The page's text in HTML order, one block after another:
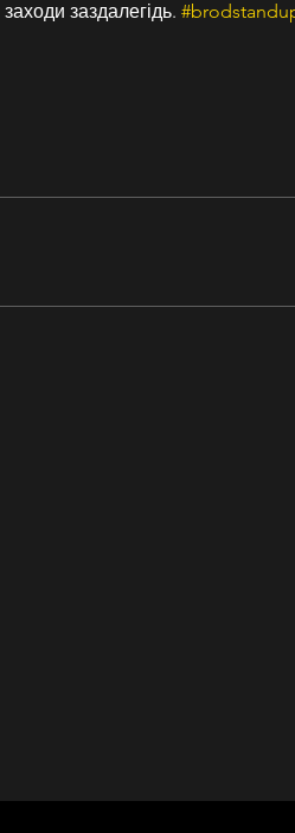
заздалегідь.